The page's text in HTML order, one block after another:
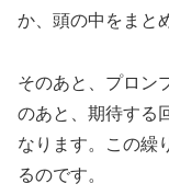
か、頭の中をまと
そのあと、プロン
のあと、期待する
なります。この繰
るのです。